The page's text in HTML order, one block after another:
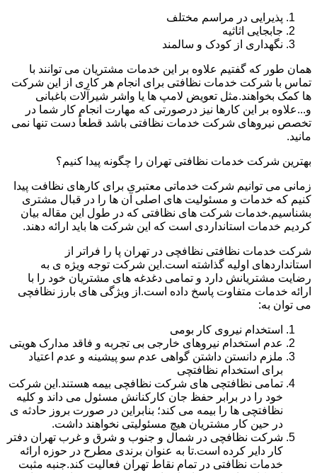
پذیرایی در مراسم مختلف
جابجایی اثاثیه
نگهداری از کودک و سالمند
همان طور که گفتیم علاوه بر این خدمات مشتریان می توانند با
تماس با شرکت خدمات نظافتی برای انجام هر کاری از این شرکت
ها کمک بخواهند.مثل تعویض لامپ ها یا واشر شیرآلات باغبانی
و...علاوه بر این کارها نیز درصورتی که مهارت انجام کار شما در
تخصص نیروهای شرکت خدمات نظافتی باشد قطعاً دست تنها نمی
مانید.
بهترین شرکت خدمات نظافتی تهران را چگونه پیدا کنیم؟
زمانی می توانیم شرکت خدماتی معتبری برای کارهای نظافت پیدا
کنیم که خدمات و مسئولیت های اصلی آن ها را در قبال مشتری
بشناسیم.خدمات شرکت های نظافتی که در طول این مقاله بیان
کردیم خدمات استانداردی است که این شرکت ها باید ارائه دهند.
شرکت خدمات نظافتی نظافچی در تهران پا را فراتر از
استانداردهای اولیه گذاشته است.این شرکت توجه ویژه ی به
رضایت مشتریانش دارد و تمامی دغدغه های مشتریان خود را با
ارائه خدمات متفاوت پاسخ داده است.از ویژگی های بارز نظافچی
می توان به:
استخدام نیروی کار بومی
عدم استخدام نیروهای خارجی بی تجربه و فاقد مدارک هویتی
ملزم دانستن داشتن گواهی عدم سو پیشینه و عدم اعتیاد
برای استخدام نظافتچی
تمامی نظافتچی های شرکت نظافچی بیمه هستند.این شرکت
خود را در برابر حفظ جان کارکنانش مسئول می داند و کلیه
نظافتچی ها را بیمه می کند؛ بنابراین در صورت بروز حادثه ی
در حین کار مشتریان هیچ مسئولیتی نخواهند داشت.
شرکت نظافچی در شمال و جنوب و شرق و غرب تهران دفتر
کار دایر کرده است.تا به عنوان برندی مطرح در حوزه ارائه
خدمات نظافتی در تمام نقاط تهران فعالیت کند.جنبه مثبت